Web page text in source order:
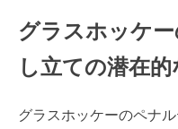
グラスホッケ
し立ての潜在
グラスホッケーのペナ